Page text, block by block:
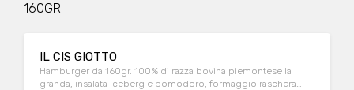
160GR
IL CIS GIOTTO
Hamburger da 160gr. 100% di razza bovina piemontese la
granda, insalata iceberg e pomodoro, formaggio raschera